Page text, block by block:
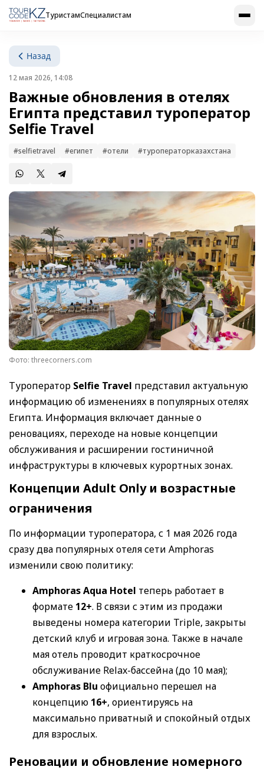
ТуристамСпециалистам
Назад
12 мая 2026, 14:08
Важные обновления в отелях
Египта представил туроператор
Selfie Travel
#selfietravel #египет #отели #туроператорказахстана
Фото: threecorners.com
Туроператор Selfie Travel представил актуальную
информацию об изменениях в популярных отелях
Египта. Информация включает данные о
реновациях, переходе на новые концепции
обслуживания и расширении гостиничной
инфраструктуры в ключевых курортных зонах.
Концепции Adult Only и возрастные
ограничения
По информации туроператора, с 1 мая 2026 года
сразу два популярных отеля сети Amphoras
изменили свою политику:
Amphoras Aqua Hotel теперь работает в
формате 12+. В связи с этим из продажи
выведены номера категории Triple, закрыты
детский клуб и игровая зона. Также в начале
мая отель проводит краткосрочное
обслуживание Relax-бассейна (до 10 мая);
Amphoras Blu официально перешел на
концепцию 16+, ориентируясь на
максимально приватный и спокойный отдых
для взрослых.
Реновации и обновление номерного